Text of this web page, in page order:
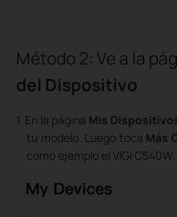
Método 2: Ve a la
del Dispositivo
1. En la página Mis
tu modelo. Luego toca Más
como ejemplo el VIGI C540W.